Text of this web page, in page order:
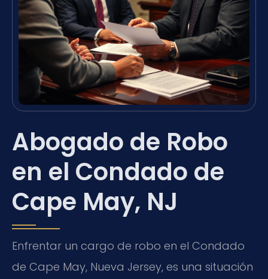
Abogado de Robo
en el Condado de
Cape May, NJ
Enfrentar un cargo de robo en el Condado
de Cape May, Nueva Jersey, es una situación